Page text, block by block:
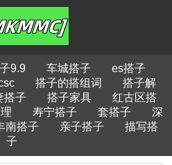
9.9 车城搭子
es搭子
搭子的搭组词
搭子解
搭子 搭子家具
红古区搭
寿宁搭子 套搭子
深
南搭子 亲子搭子
描写搭
子